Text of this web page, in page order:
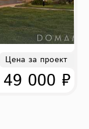
Цена за проект
49 000 ₽